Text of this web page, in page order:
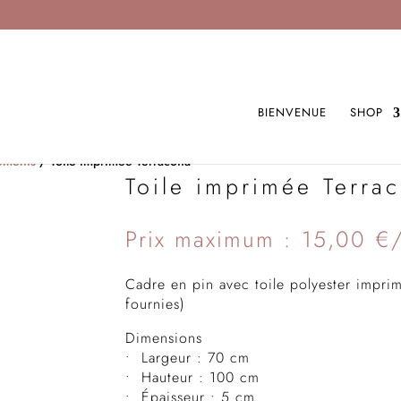
BIENVENUE SHOP
/ Toile imprimée Terracotta
Toile imprimée
Prix maximum : 15,00
Cadre en pin avec toile polyester
fournies)
Dimensions
• Largeur : 70 cm
• Hauteur : 100 cm